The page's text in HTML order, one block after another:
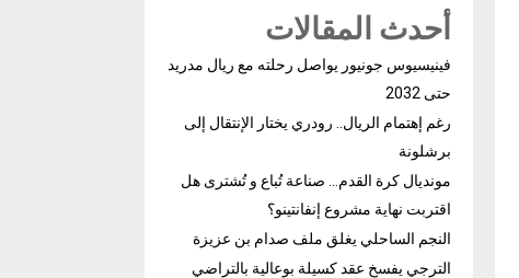
أحدث المقالات
فينيسيوس جونيور يواصل رحلته مع ريال مدريد
حتى 2032
رغم إهتمام الريال.. رودري يختار الإنتقال إلى
برشلونة
مونديال كرة القدم… صناعة تُباع و تُشترى هل
اقتربت نهاية مشروع إنفانتينو؟
النجم الساحلي يغلق ملف صدام بن عزيزة
الترجي يفسخ عقد كسيلة بوعالية بالتراضي